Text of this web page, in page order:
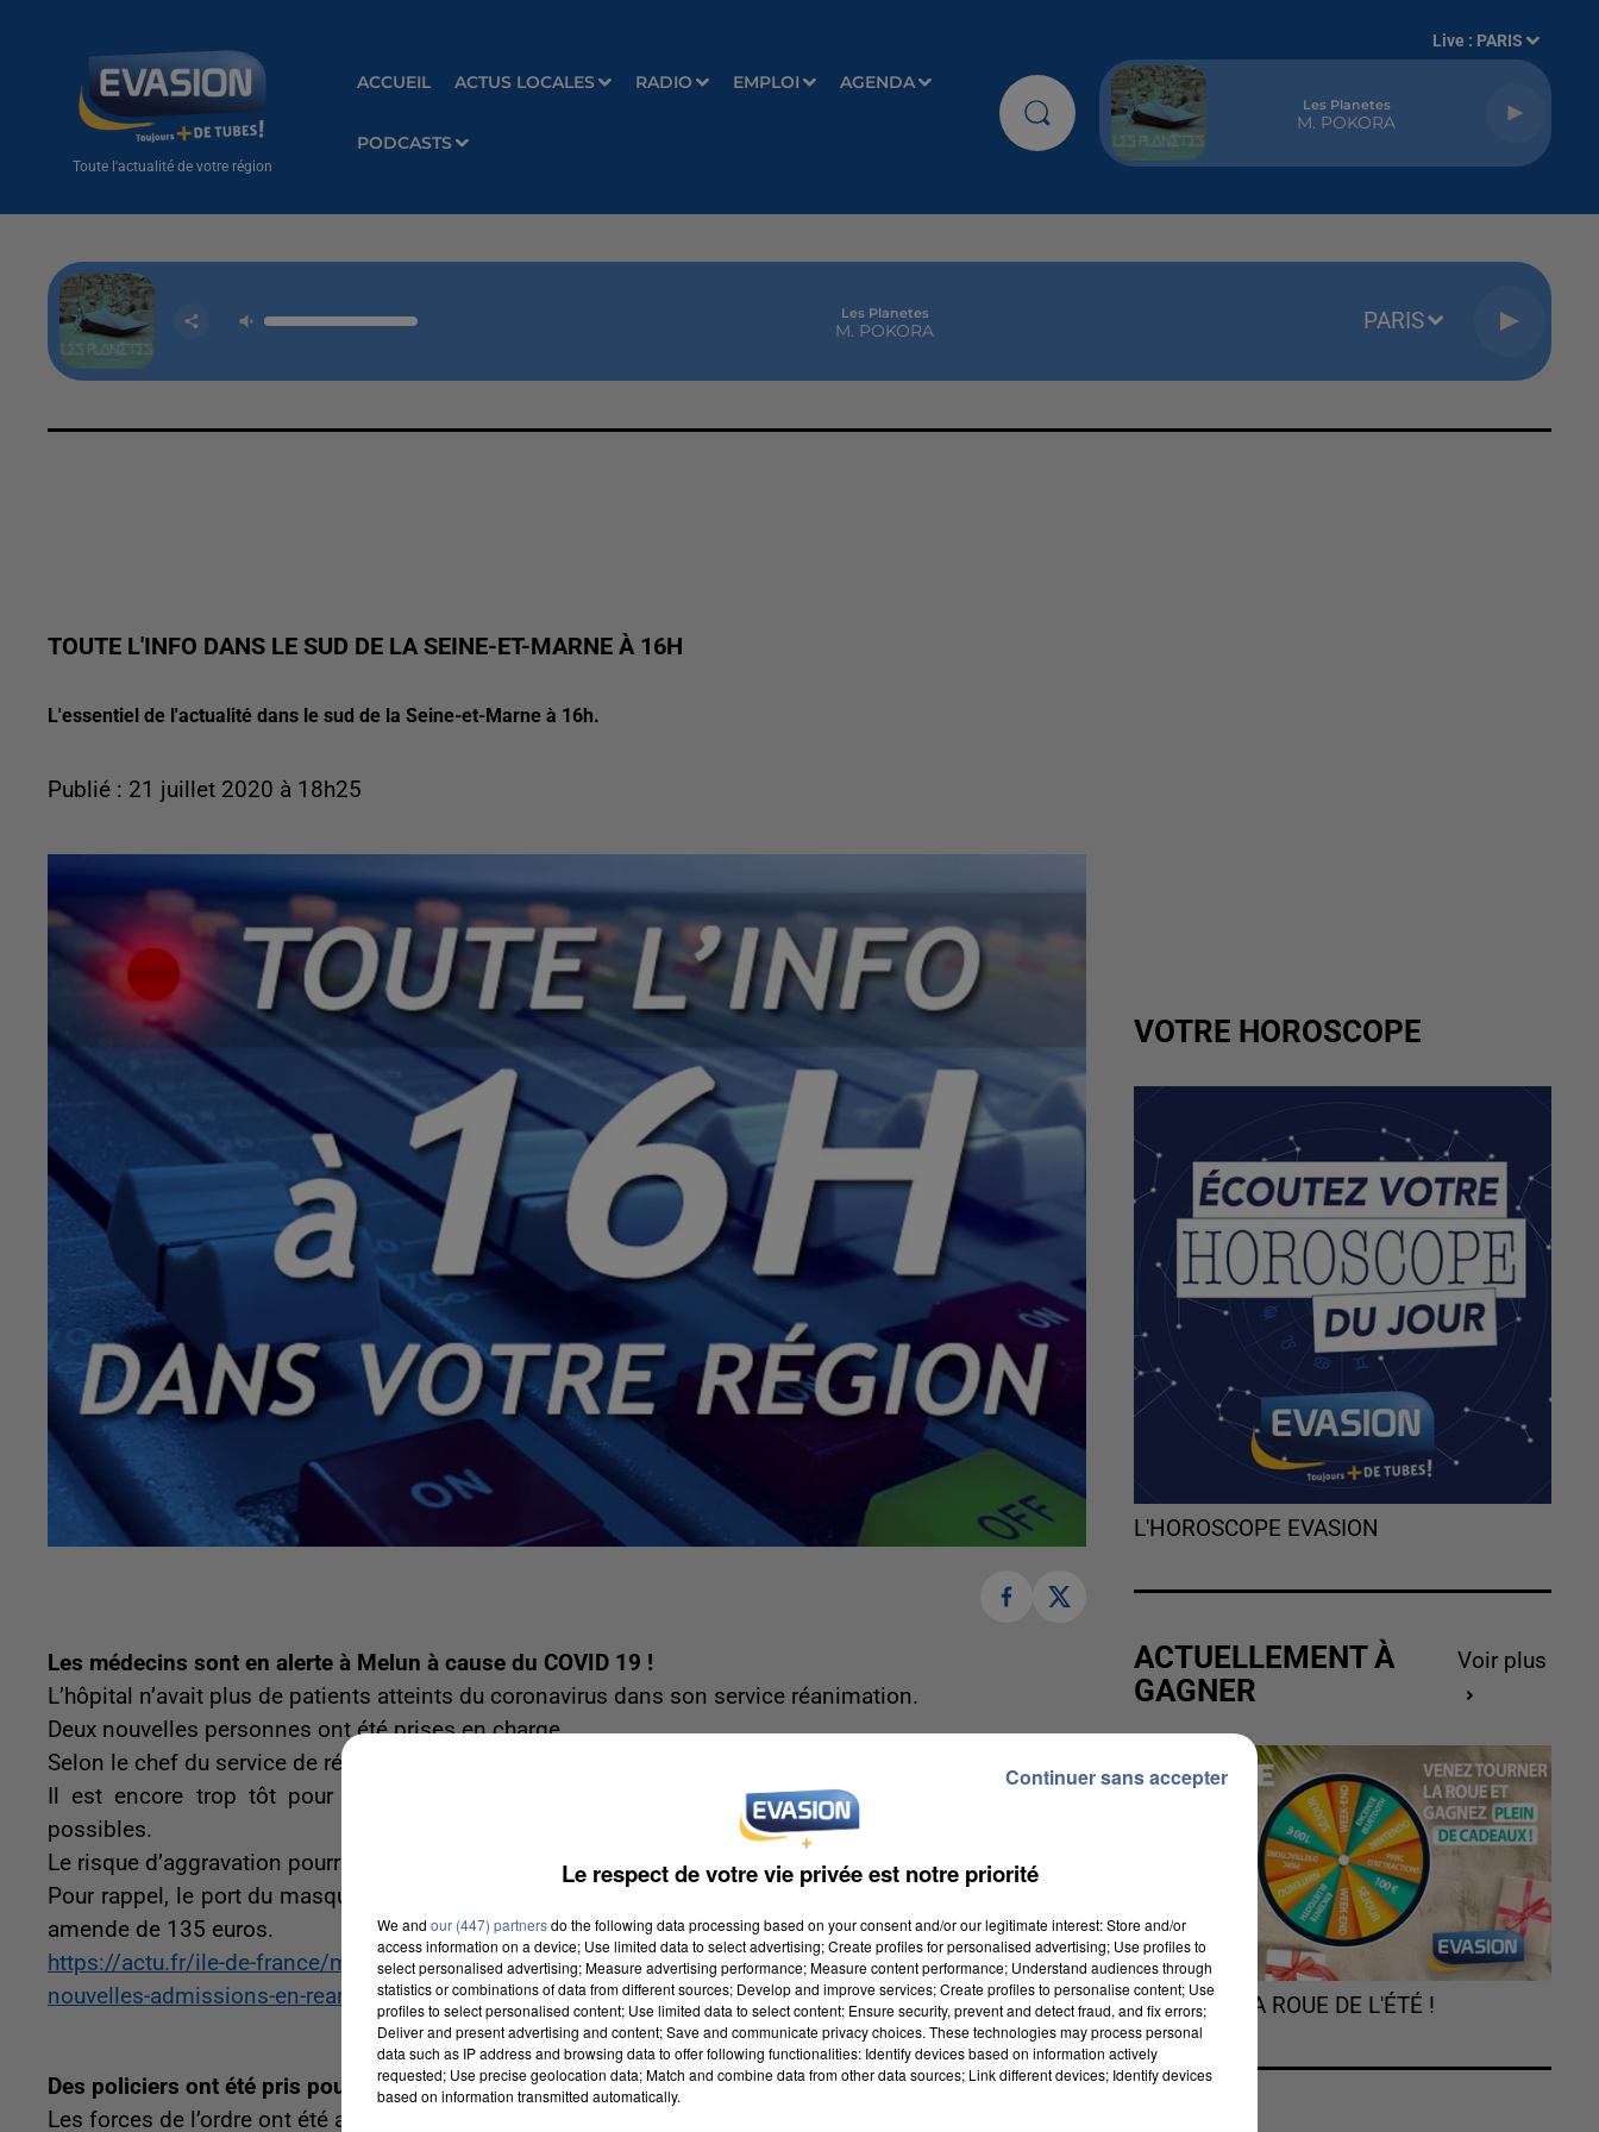
Toute l'actualité de votre région
ACCUEIL ACTUS LOCALES RADIO EMPLOI AGENDA
PODCASTS
Live : PARIS
Les Planetes
M. POKORA
Les Planetes
M. POKORA PARIS
TOUTE L'INFO DANS LE SUD DE LA SEINE-ET-MARNE À 16H
L'essentiel de l'actualité dans le sud de la Seine-et-Marne à 16h.
Publié : 21 juillet 2020 à 18h25
Les médecins sont en alerte à Melun à cause du COVID 19 !
L’hôpital n’avait plus de patients atteints du coronavirus dans son service réanimation.
Deux nouvelles personnes ont été prises en charge.
Selon le chef du service de réanimation, la tendance à la hausse est bien là.
Il est encore trop tôt pour parler de seconde vague mais il faut prendre toutes les précautions
possibles.
Le risque d’aggravation pourrait être lié au fait que la population aurait levé sa vigilance.
Pour rappel, le port du masque est désormais obligatoire dans les lieux publics clos sous peine d’une
amende de 135 euros.
https://actu.fr/ile-de-france/melun_77288/covid-19-a-melun-les-medecins-en-alerte-apres-de-
nouvelles-admissions-en-reanimation_35025425.html
Des policiers ont été pris pour cible hier à Melun !
Les forces de l’ordre ont été attaquées pendant un guet-apens dans le quartier des Mézereaux.
VOTRE HOROSCOPE
L'HOROSCOPE EVASION
ACTUELLEMENT À
GAGNER
Voir plus
TOURNEZ LA ROUE DE L'ÉTÉ !
Le respect de votre vie privée est notre priorité
We and our (447) partnersdo the following data processing based on your consent and/or our legitimate interest: Store and/or
access information on a device; Use limited data to select advertising; Create profiles for personalised advertising; Use profiles to
select personalised advertising; Measure advertising performance; Measure content performance; Understand audiences through
statistics or combinations of data from different sources; Develop and improve services; Create profiles to personalise content; Use
profiles to select personalised content; Use limited data to select content; Ensure security, prevent and detect fraud, and fix errors;
Deliver and present advertising and content; Save and communicate privacy choices. These technologies may process personal
data such as IP address and browsing data to offer following functionalities: Identify devices based on information actively
requested; Use precise geolocation data; Match and combine data from other data sources; Link different devices; Identify devices
based on information transmitted automatically.
Continuer sans accepter